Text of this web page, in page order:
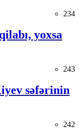
234
yoxsa
243
səfərinin
242